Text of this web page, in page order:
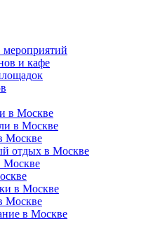
мероприятий
и кафе
в Москве
в Москве
Москве
отдых в Москве
Москве
в Москве
Москве
в Москве